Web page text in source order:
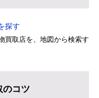
探す
買取店を、地図から検索す
のコツ